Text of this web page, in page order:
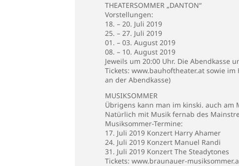
THEATERSOMMER „DANTON“
Vorstellungen:
18. – 20. Juli 2019
25. – 27. Juli 2019
01. – 03. August 2019
08. – 10. August 2019
Jeweils um 20:00 Uhr. Die Abendkasse
Tickets: www.bauhoftheater.at sowie im
an der Abendkasse)
MUSIKSOMMER
Übrigens kann man im kinski. auch am
Natürlich mit Musik fernab des
Musiksommer-Termine:
17. Juli 2019 Konzert Harry Ahamer
24. Juli 2019 Konzert Manuel Randi
31. Juli 2019 Konzert The Steadytones
Tickets: www.braunauer-